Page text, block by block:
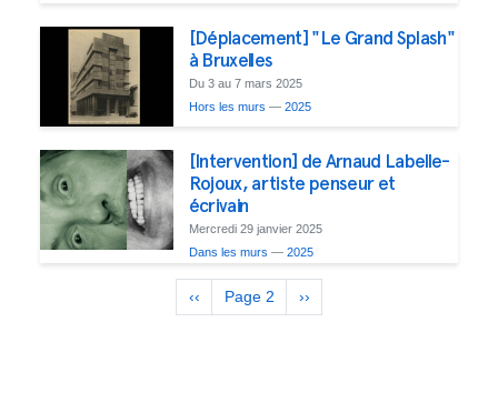
[Déplacement] "Le Grand Splash"
à Bruxelles
Du 3 au 7 mars 2025
Hors les murs — 2025
[Intervention] de Arnaud Labelle-
Rojoux, artiste penseur et
écrivain
Mercredi 29 janvier 2025
Dans les murs — 2025
Pagination
Previous
page
‹‹ Page 2
Next
page
››